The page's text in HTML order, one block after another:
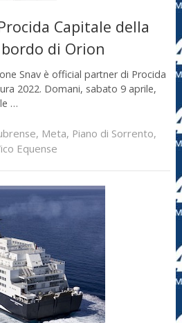
Capitale della
di Orion
Snav è official partner di Procida
2022. Domani, sabato 9 aprile,
…
, Meta, Piano di Sorrento,
Equense